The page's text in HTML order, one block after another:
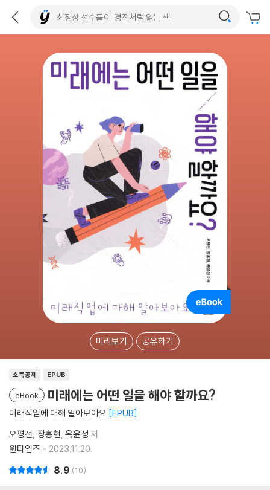
미리보기 공유하기
소득공제 EPUB
eBook 미래에는 어떤 일을 해야 할까요?
미래직업에 대해 알아보아요 EPUB
오평선 장홍현 옥윤성 저
윈타임즈
2023.11.20.
8.9 10